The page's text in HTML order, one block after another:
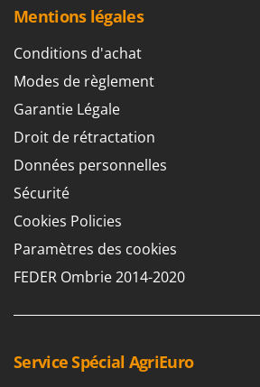
Mentions légales
Conditions d'achat
Modes de règlement
Garantie Légale
Droit de rétractation
Données personnelles
Sécurité
Cookies Policies
Paramètres des cookies
FEDER Ombrie 2014-2020
Service Spécial AgriEuro